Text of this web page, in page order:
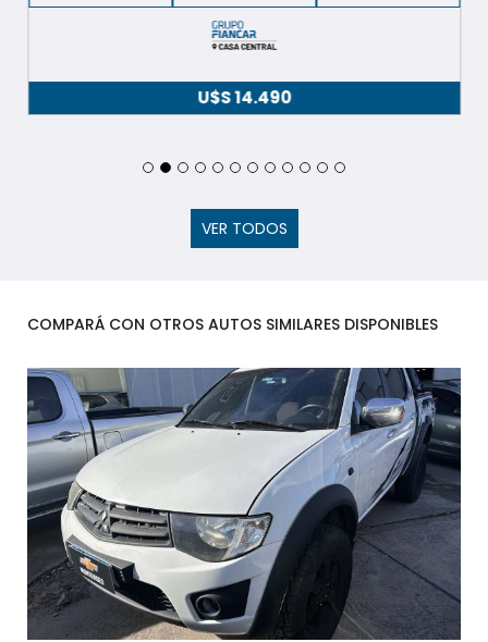
U$S14.490
VER TODOS
COMPARÁ CON OTROS AUTOS SIMILARES DISPONIBLES